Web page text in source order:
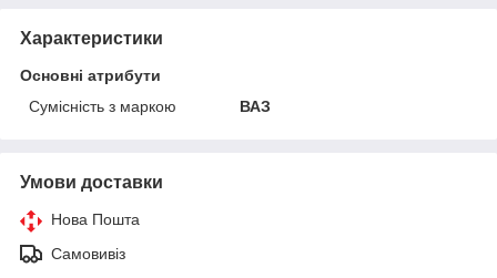
Характеристики
Основні атрибути
Сумісність з маркою
ВАЗ
Умови доставки
Нова Пошта
Самовивіз